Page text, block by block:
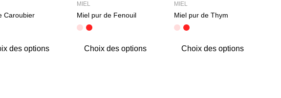
Caroubier
des options
MIEL
Miel pur de Fenouil
Choix des options
MIEL
Miel pur de Thym
Choix des options